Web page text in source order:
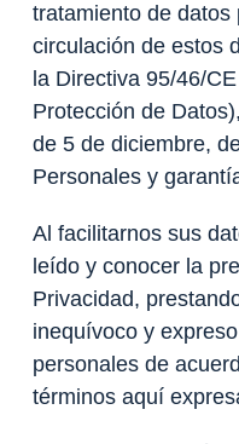
tratamiento de
circulación de estos
la Directiva 95/46/
Protección de
de 5 de diciembre,
Personales y
Al facilitarnos sus
leído y conocer la
Privacidad,
inequívoco y
personales de
términos aquí